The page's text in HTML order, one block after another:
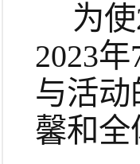
为
2023
与活
馨和全